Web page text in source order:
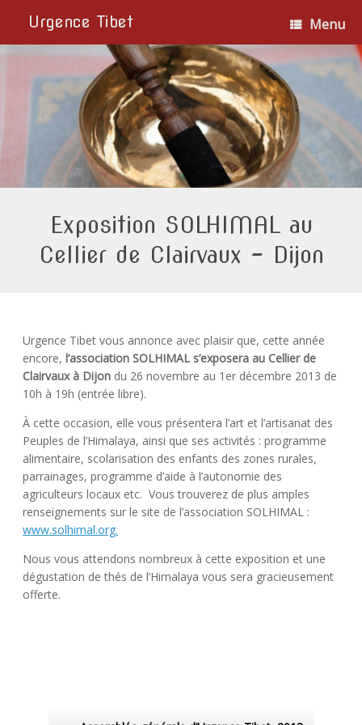
Urgence Tibet Menu
Exposition SOLHIMAL au
Cellier de Clairvaux – Dijon
Urgence Tibet vous annonce avec plaisir que, cette année
encore, l’association SOLHIMAL s’exposera au Cellier de
Clairvaux à Dijon du 26 novembre au 1er décembre 2013 de
10h à 19h (entrée libre).
À cette occasion, elle vous présentera l’art et l’artisanat des
Peuples de l’Himalaya, ainsi que ses activités : programme
alimentaire, scolarisation des enfants des zones rurales,
parrainages, programme d’aide à l’autonomie des
agriculteurs locaux etc. Vous trouverez de plus amples
renseignements sur le site de l’association SOLHIMAL :
www.solhimal.org.
Nous vous attendons nombreux à cette exposition et une
dégustation de thés de l’Himalaya vous sera gracieusement
offerte.